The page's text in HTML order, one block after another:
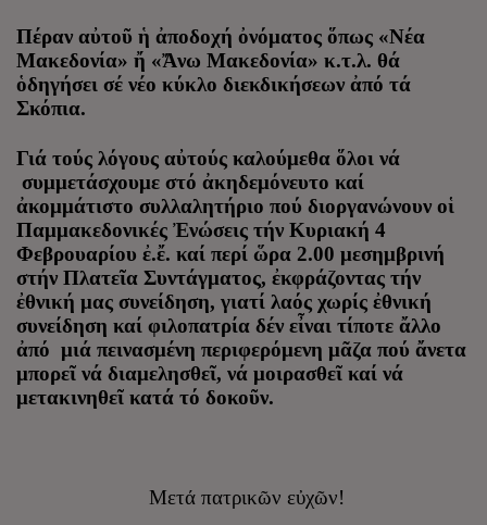
Πέραν αὐτοῦ ἡ ἀποδοχή ὀνόματος ὅπως «Νέα
Μακεδονία» ἤ «Ἄνω Μακεδονία» κ.τ.λ. θά
ὁδηγήσει σέ νέο κύκλο διεκδικήσεων ἀπό τά
Σκόπια.
Γιά τούς λόγους αὐτούς καλούμεθα ὅλοι νά
συμμετάσχουμε στό ἀκηδεμόνευτο καί
ἀκομμάτιστο συλλαλητήριο πού διοργανώνουν οἱ
Παμμακεδονικές Ἐνώσεις τήν Κυριακή 4
Φεβρουαρίου ἐ.ἔ. καί περί ὥρα 2.00 μεσημβρινή
στήν Πλατεῖα Συντάγματος, ἐκφράζοντας τήν
ἐθνική μας συνείδηση, γιατί λαός χωρίς ἐθνική
συνείδηση καί φιλοπατρία δέν εἶναι τίποτε ἄλλο
ἀπό μιά πεινασμένη περιφερόμενη μᾶζα πού ἄνετα
μπορεῖ νά διαμελησθεῖ, νά μοιρασθεῖ καί νά
μετακινηθεῖ κατά τό δοκοῦν.
Μετά πατρικῶν εὐχῶν!